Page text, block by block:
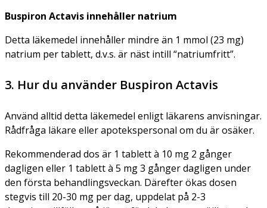
Buspiron Actavis innehåller natrium
Detta läkemedel innehåller mindre än 1 mmol (23 mg)
natrium per tablett, d.v.s. är näst intill “natriumfritt”.
3. Hur du använder Buspiron Actavis
Använd alltid detta läkemedel enligt läkarens anvisningar.
Rådfråga läkare eller apotekspersonal om du är osäker.
Rekommenderad dos är 1 tablett à 10 mg 2 gånger
dagligen eller 1 tablett à 5 mg 3 gånger dagligen under
den första behandlingsveckan. Därefter ökas dosen
stegvis till 20-30 mg per dag, uppdelat på 2-3